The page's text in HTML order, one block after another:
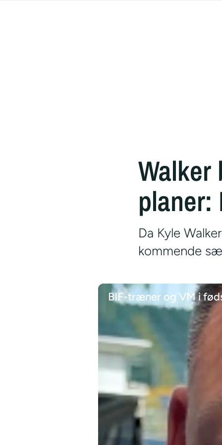
Walker
planer:
Da Kyle
kommende
BIF-træner og VM i